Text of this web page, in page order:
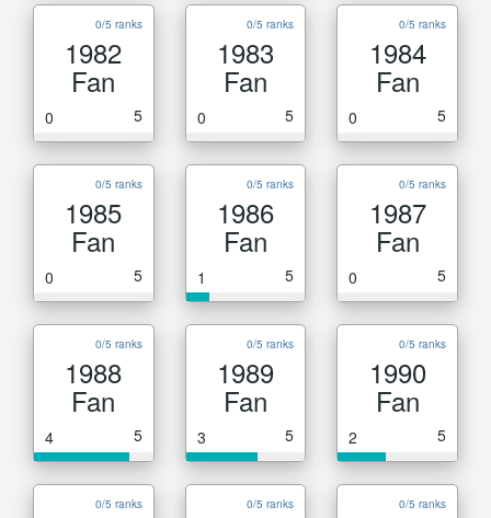
0/5 ranks
1982
Fan
0 5
0/5 ranks
1983
Fan
0 5
0/5 ranks
1984
Fan
0 5
0/5 ranks
1985
Fan
0 5
0/5 ranks
1986
Fan
1 5
0/5 ranks
1987
Fan
0 5
0/5 ranks
1988
Fan
4 5
0/5 ranks
1989
Fan
3 5
0/5 ranks
1990
Fan
2 5
0/5 ranks 0/5 ranks 0/5 ranks